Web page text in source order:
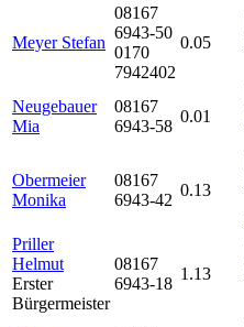
Meyer Stefan
08167
6943-50
0170
7942402
0.05
Neugebauer
Mia
08167
6943-58
0.01
Obermeier
Monika
08167
6943-42
0.13
Priller
Helmut
Erster
Bürgermeister
08167
6943-18
1.13